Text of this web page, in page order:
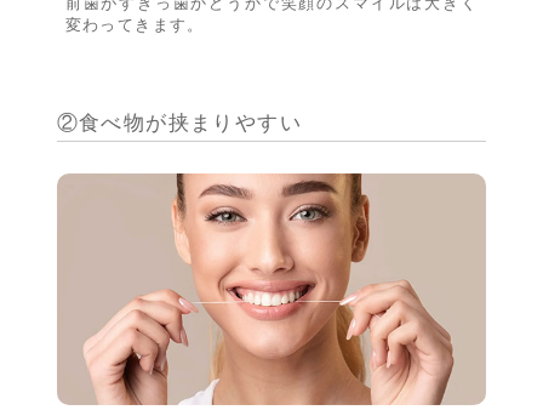
変わってきます。
②食べ物が挟まりやすい